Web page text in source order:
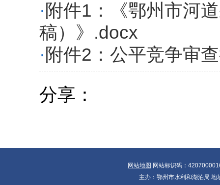
· 附件1：《鄂州市河
稿）》.docx
· 附件2：公平竞争审
分享：
网站地图 网站标识码：
主办：鄂州市水利和湖泊局